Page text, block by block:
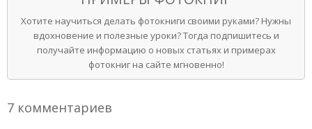
Хотите научиться делать фотокниги своими руками? Нужны
вдохновение и полезные уроки? Тогда подпишитесь и
получайте информацию о новых статьях и примерах
фотокниг на сайте мгновенно!
7 комментариев